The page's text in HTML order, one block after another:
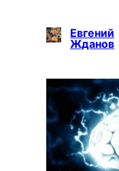
Евгений
Жданов